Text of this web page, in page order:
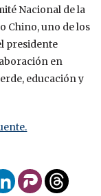
Nacional de la
Chino, uno de los
presidente
en
educación y